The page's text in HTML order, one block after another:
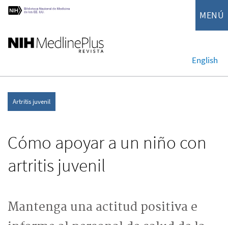
MENÚ
English
Artritis juvenil
Cómo apoyar a un niño con
artritis juvenil
Mantenga una actitud positiva e